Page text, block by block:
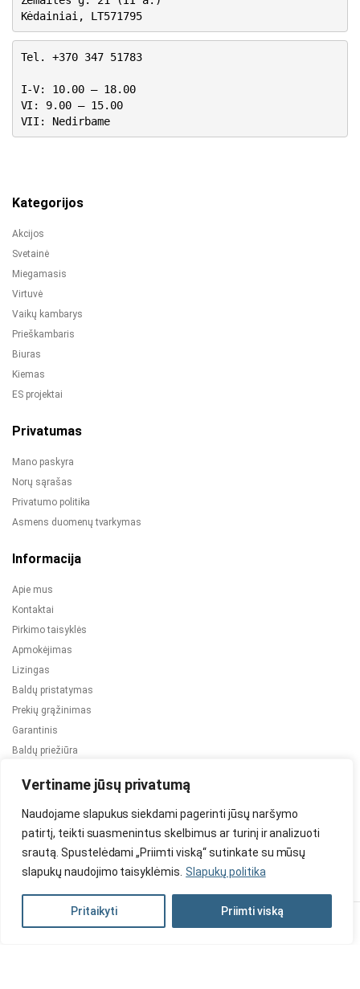
Vertiname jūsų privatumą
Naudojame slapukus siekdami pagerinti jūsų naršymo
patirtį, teikti suasmenintus skelbimus ar turinį ir analizuoti
srautą. Spustelėdami „Priimti viską“ sutinkate su mūsų
slapukų naudojimo taisyklėmis. Slapukų politika
Pritaikyti Priimti viską
Kėdainiai, LT571795
Tel. +370 347 51783
I-V: 10.00 – 18.00
VI: 9.00 – 15.00
VII: Nedirbame
Kategorijos
Akcijos
Svetainė
Miegamasis
Virtuvė
Vaikų kambarys
Prieškambaris
Biuras
Kiemas
ES projektai
Privatumas
Mano paskyra
Norų sąrašas
Privatumo politika
Asmens duomenų tvarkymas
Informacija
Apie mus
Kontaktai
Pirkimo taisyklės
Apmokėjimas
Lizingas
Baldų pristatymas
Prekių grąžinimas
Garantinis
Baldų priežiūra
2024 © Visos teisės saugomos. Be TauBaldai.lt sutikimo draudžiama
Asmens duomenų tvarkymas Privatumo politika